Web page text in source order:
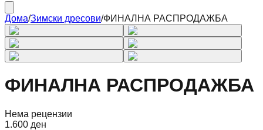
Дома/Зимски дресови/ФИНАЛНА РАСПРОДАЖБА
ФИНАЛНА РАСПРОДАЖБА
Нема рецензии
1.600 ден